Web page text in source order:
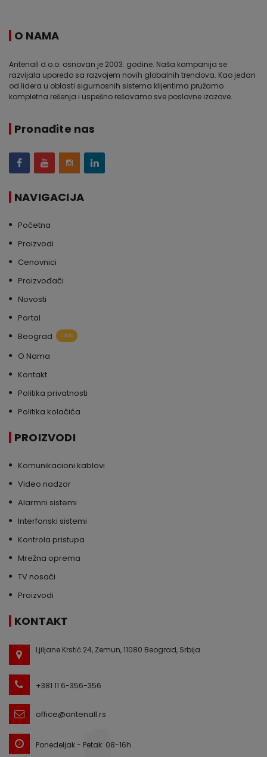
O NAMA
Antenall d.o.o. osnovan je 2003. godine. Naša kompanija se
razvijala uporedo sa razvojem novih globalnih trendova. Kao jedan
od lidera u oblasti sigurnosnih sistema klijentima pružamo
kompletna rešenja i uspešno rešavamo sve poslovne izazove.
Pronađite nas
NAVIGACIJA
Početna
Proizvodi
Cenovnici
Proizvođači
Novosti
Portal
Beograd
uživo
O Nama
Kontakt
Politika privatnosti
Politika kolačića
PROIZVODI
Komunikacioni kablovi
Video nadzor
Alarmni sistemi
Interfonski sistemi
Kontrola pristupa
Mrežna oprema
TV nosači
Proizvodi
KONTAKT
Ljiljane Krstić 24, Zemun, 11080 Beograd, Srbija
+381 11 6-356-356
office@antenall.rs
Ponedeljak - Petak: 08-16h